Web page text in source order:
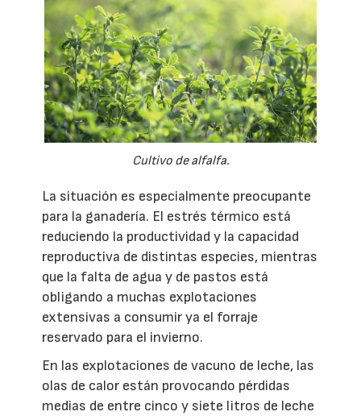
Cultivo de alfalfa.
La situación es especialmente preocupante
para la ganadería. El estrés térmico está
reduciendo la productividad y la capacidad
reproductiva de distintas especies, mientras
que la falta de agua y de pastos está
obligando a muchas explotaciones
extensivas a consumir ya el forraje
reservado para el invierno.
En las explotaciones de vacuno de leche, las
olas de calor están provocando pérdidas
medias de entre cinco y siete litros de leche